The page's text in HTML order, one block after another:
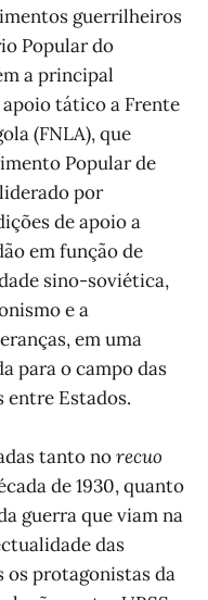
guerrilheiros
Popular do
a principal
tático a Frente
(FNLA), que
Popular de
por
de apoio a
em função de
sino-soviética,
e a
em uma
para o campo das
Estados.
tanto norecuo
de 1930, quanto
guerra que viam na
das
os protagonistas da